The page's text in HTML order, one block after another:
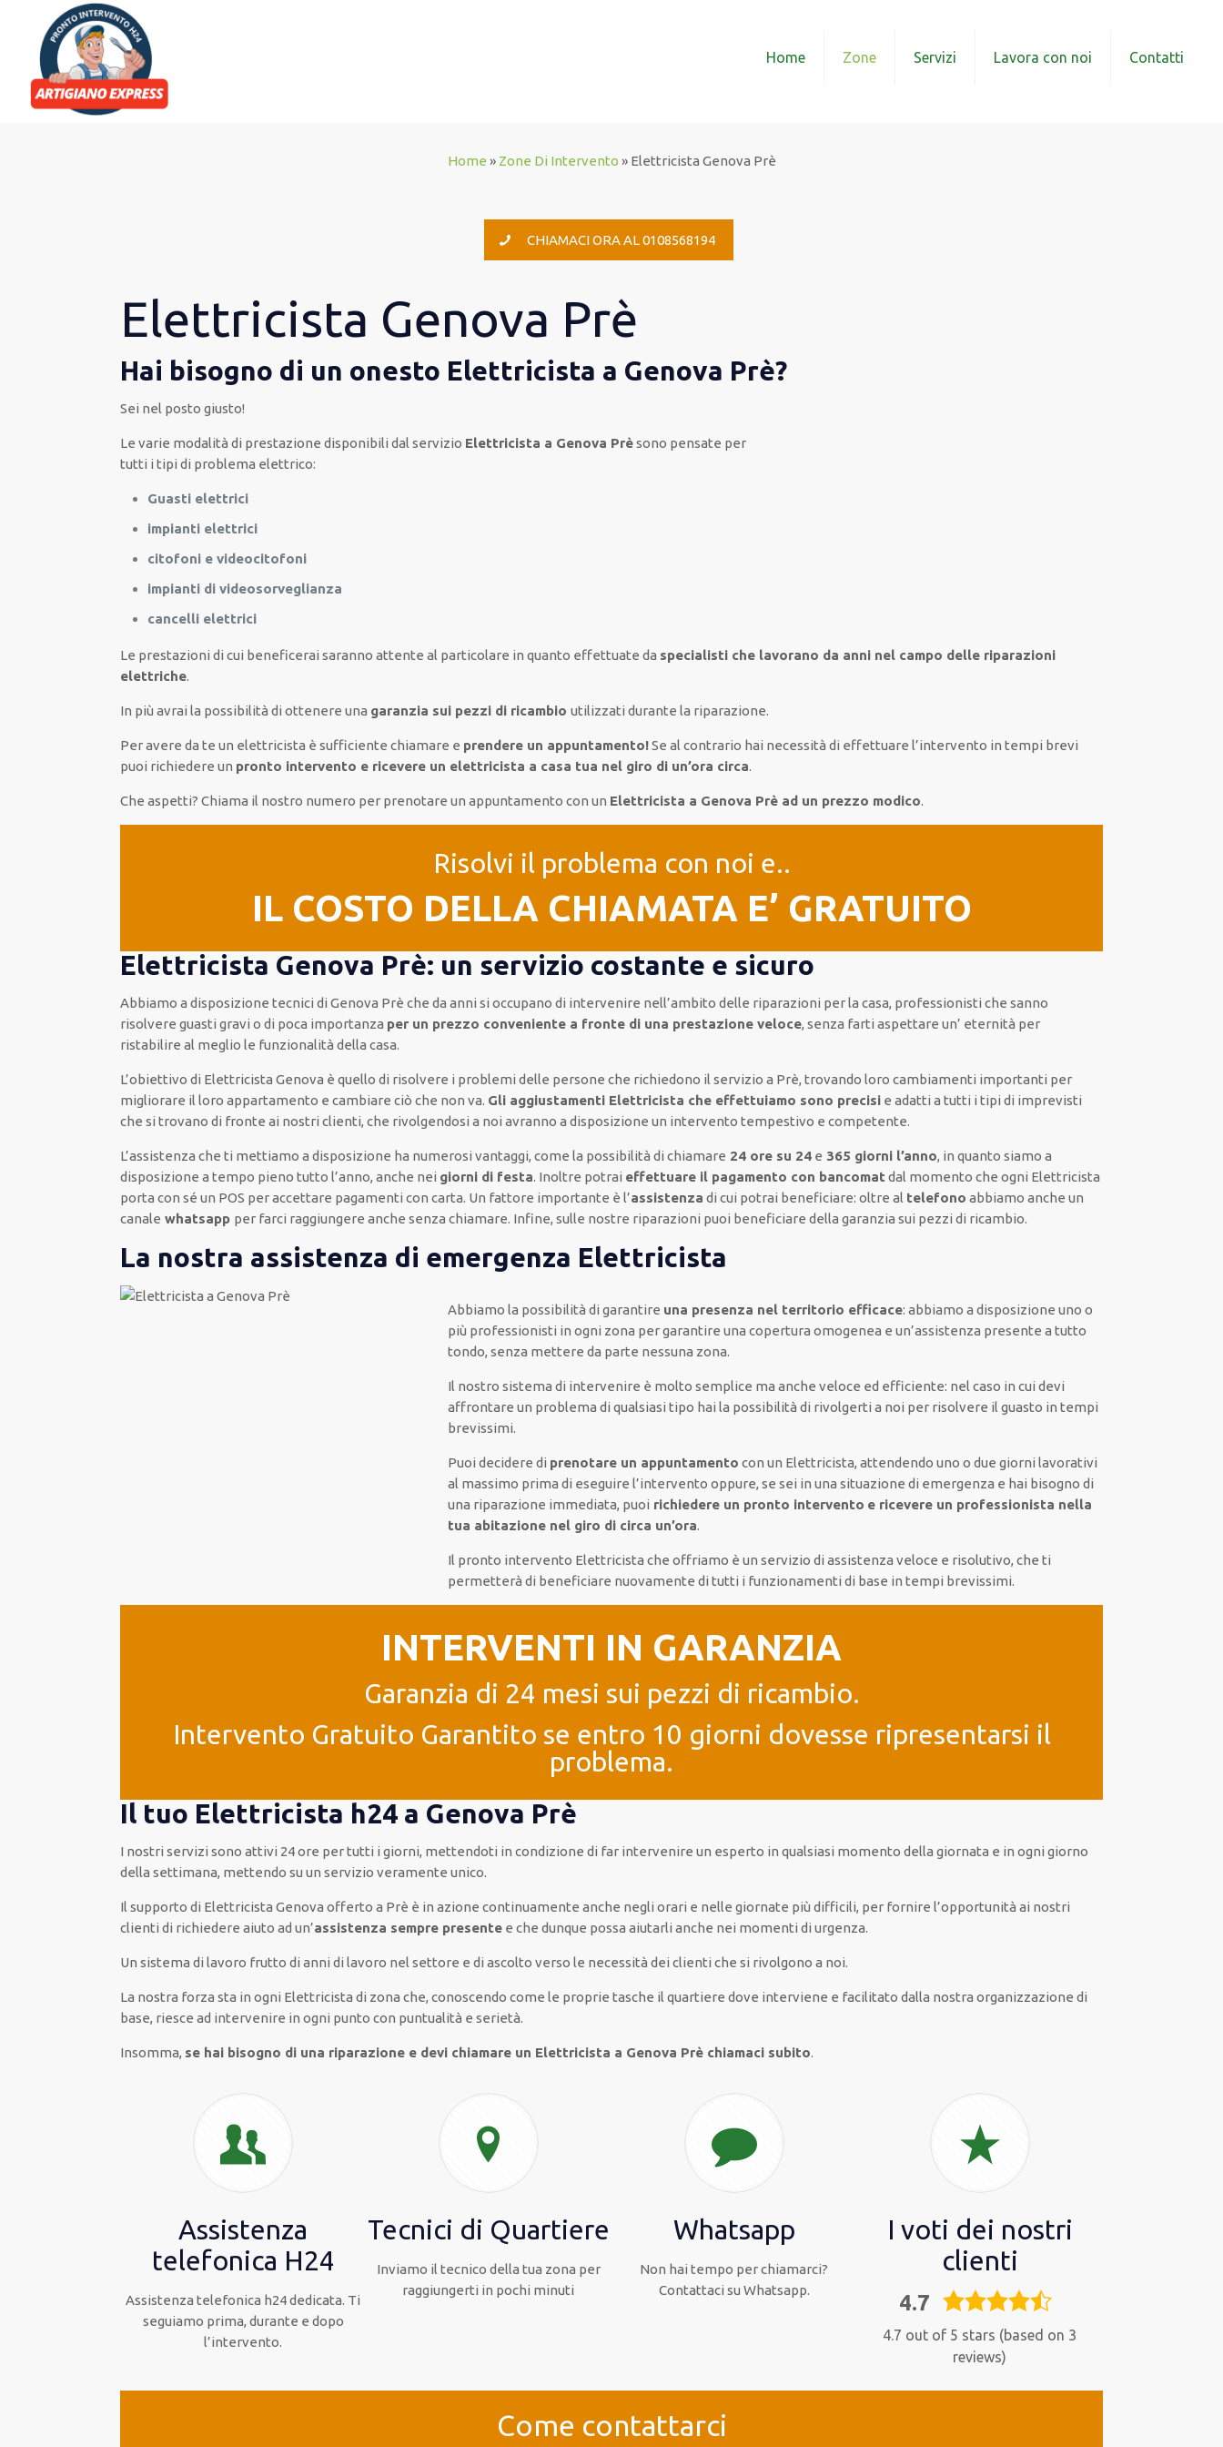
Home Zone Servizi Lavora con noi Contatti
Home » Zone Di Intervento » Elettricista Genova Prè
CHIAMACI ORA AL 0108568194
Elettricista Genova Prè
Hai bisogno di un onesto Elettricista a Genova Prè?
Sei nel posto giusto!
Levarie modalità di prestazione disponibili dal servizio Elettricista a Genova Prèsono pensate per
tutti i tipi di problema elettrico:
Guasti elettrici
impianti elettrici
citofoni e videocitofoni
impianti di videosorveglianza
cancelli elettrici
Le prestazioni di cui beneficerai sarannoattente al particolare in quanto effettuate da specialisti che lavorano da anni nel campo delle riparazioni
elettriche.
In più avrai la possibilità diottenere una garanzia sui pezzi di ricambioutilizzati durante la riparazione.
Per avereda te un elettricista è sufficiente chiamare e prendere un appuntamento!Se al contrario hai necessità di effettuare l’intervento in tempi brevi
puoi richiedere un pronto intervento e ricevere un elettricista a casa tua nel giro di un’ora circa.
Che aspetti? Chiama il nostro numero per prenotare un appuntamento con un Elettricista a Genova Prè ad un prezzo modico.
Risolvi il problema con noi e..
IL COSTO DELLA CHIAMATA E’ GRATUITO
Elettricista Genova Prè: un servizio costante e sicuro
Abbiamo a disposizionetecnici di Genova Prè che da anni si occupano di intervenire nell’ambito delle riparazioni per la casa, professionistiche sanno
risolvere guasti gravi o di poca importanza per un prezzo conveniente a fronte di una prestazione veloce, senza fartiaspettare un’ eternità per
ristabilire al meglio le funzionalità della casa.
L’obiettivo di Elettricista Genova è quello di risolvere i problemi delle persone che richiedono il servizio a Prè, trovando lorocambiamenti importanti per
migliorare il loro appartamento e cambiare ciò che non va. Gli aggiustamenti Elettricista che effettuiamo sono precisi eadatti a tutti i tipi di imprevisti
che si trovano di fronte ai nostri clienti, che rivolgendosi a noi avranno a disposizione un interventotempestivo e competente.
L’assistenza che ti mettiamo a disposizione ha numerosi vantaggi, come la possibilità di chiamare 24 ore su 24 e 365 giorni l’anno, in quanto siamo a
disposizionea tempo pieno tutto l’anno, anche nei giorni di festa. Inoltre potrai effettuare il pagamento con bancomat dal momento che ogni Elettricista
porta con séun POS per accettare pagamenticon carta. Un fattore importante è l’assistenza di cui potrai beneficiare: oltre al telefono abbiamo anche un
canale whatsapp per farci raggiungere anche senza chiamare. Infine,sulle nostre riparazioni puoi beneficiare dellagaranzia sui pezzi di ricambio.
La nostra assistenza di emergenza Elettricista
Abbiamo la possibilità di garantire una presenza nel territorio efficace: abbiamo a disposizione uno o
più professionisti in ogni zona pergarantire una copertura omogenea e un’assistenza presente a tutto
tondo, senza mettere da parte nessuna zona.
Il nostro sistema di intervenire è molto semplice ma anche veloce ed efficiente: nel caso in cui devi
affrontare un problema di qualsiasi tipo hai la possibilità di rivolgerti a noi per risolvere il guasto in tempi
brevissimi.
Puoi decidere di prenotareun appuntamento con un Elettricista, attendendo uno o due giorni lavorativi
al massimo prima di eseguire l’intervento oppure, se sei in una situazione di emergenza e hai bisogno di
una riparazione immediata, puoi richiedereun pronto intervento e ricevere un professionista nella
tua abitazione nel giro di circa un’ora.
Il pronto intervento Elettricista che offriamo è un servizio di assistenza veloce e risolutivo, che ti
permetterà di beneficiare nuovamente di tutti i funzionamenti di base in tempi brevissimi.
INTERVENTI IN GARANZIA
Garanzia di 24 mesi sui pezzi di ricambio.
Intervento Gratuito Garantito se entro 10 giorni dovesse ripresentarsi il
problema.
Il tuo Elettricista h24 a Genova Prè
I nostri servizi sono attivi 24 ore pertutti i giorni, mettendoti in condizione di far intervenire un esperto inqualsiasi momento della giornata e inogni giorno
della settimana, mettendo su un servizioveramente unico.
Il supporto di Elettricista Genovaofferto a Prè è in azione continuamente anche negli orari e nelle giornate piùdifficili, per fornire l’opportunità ai nostri
clienti di richiedere aiuto ad un’assistenza sempre presente e chedunque possa aiutarli anche nei momenti di urgenza.
Un sistema di lavoro frutto di anni di lavoro nel settore e di ascolto verso le necessitàdei clienti che si rivolgono a noi.
La nostra forza sta in ogni Elettricista di zona che, conoscendo come le proprie tasche il quartiere dove interviene e facilitato dalla nostra organizzazione di
base, riesce ad intervenire in ogni punto con puntualità e serietà.
Insomma, se hai bisogno di una riparazione e devi chiamare un Elettricista a Genova Prè chiamaci subito.
Assistenza
telefonica H24
Assistenza telefonica h24 dedicata. Ti
seguiamo prima, durante e dopo
l’intervento.
Tecnici di Quartiere
Inviamo il tecnico della tua zona per
raggiungerti in pochi minuti
Whatsapp
Non hai tempo per chiamarci?
Contattaci su Whatsapp.
I voti dei nostri
clienti
4.7
4,7
4.7 out of 5 stars (based on 3
reviews)
Come contattarci